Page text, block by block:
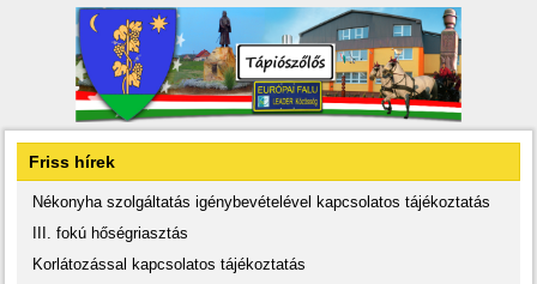
Friss hírek
Nékonyha szolgáltatás igénybevételével kapcsolatos tájékoztatás
III. fokú hőségriasztás
Korlátozással kapcsolatos tájékoztatás